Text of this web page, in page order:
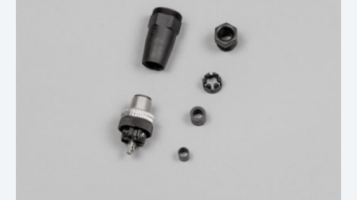
Underhållstips
Kontakt